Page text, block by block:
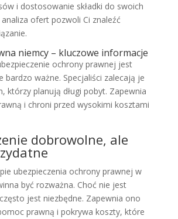
i dostosowanie składki do swoich
ofert pozwoli Ci znaleźć
niemcy – kluczowe informacje
ochrony prawnej jest
bardzo ważne. Specjaliści zalecają je
którzy planują długi pobyt. Zapewnia
i chroni przed wysokimi kosztami
dobrowolne, ale
ubezpieczenia ochrony prawnej w
być rozważna. Choć nie jest
jest niezbędne. Zapewnia ono
prawną i pokrywa koszty, które